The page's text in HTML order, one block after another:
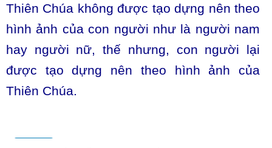
Thiên Chúa không được tạo dựng nên theo
hình ảnh của con người như là người nam
hay người nữ, thế nhưng, con người lại
được tạo dựng nên theo hình ảnh của
Thiên Chúa.